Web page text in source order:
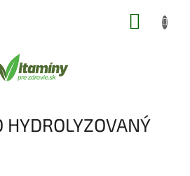
HYDROLYZOVANÝ